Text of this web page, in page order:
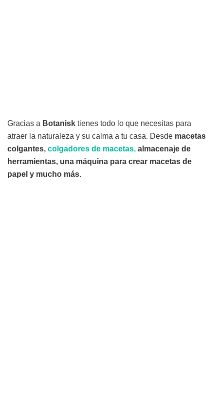
Gracias a Botanisk tienes todo lo que necesitas para
atraer la naturaleza y su calma a tu casa. Desde macetas
colgantes, colgadores de macetas, almacenaje de
herramientas, una máquina para crear macetas de
papel y mucho más.